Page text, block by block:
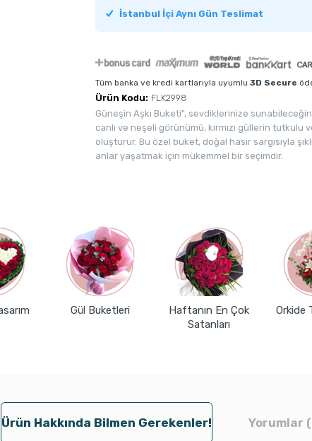
İstanbul İçi Aynı Gün Teslimat
Tüm banka ve kredi kartlarıyla uyumlu 3D Secure
Ürün Kodu: FLK2998
Güneşin Aşkı Buketi", sevdiklerinize
canlı ve neşeli görünümü, kırmızı güllerin
oluşturur. Bu özel buket, doğal hasır sargısıyla
anlar yaşatmak için mükemmel bir seçimdir.
Gül Buketleri
Haftanın En Çok
Satanları
Orkide
Ürün Hakkında Bilmen Gerekenler! Yorumlar